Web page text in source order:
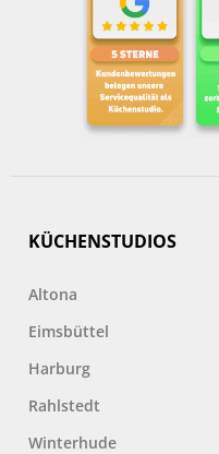
KÜCHENSTUDIOS
Altona
Eimsbüttel
Harburg
Rahlstedt
Winterhude